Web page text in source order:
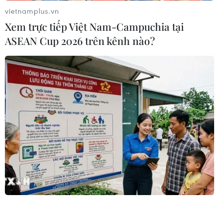
TIN CÙNG CHUYÊN MỤC
Trung Quốc nâng mức ứng phó khẩn
cấp với bão Dolphin
vietnamplus.vn
Xem trực tiếp Việt Nam-Campuchia tại
ASEAN Cup 2026 trên kênh nào?